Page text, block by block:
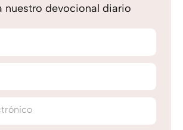
nuestro devocional diario